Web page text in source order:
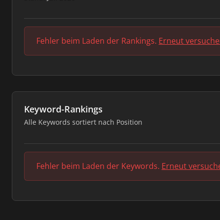
Fehler beim Laden der Rankings. Erneut
Keyword-Rankings
Alle Keywords sortiert nach Position
Fehler beim Laden der Keywords. Erneut